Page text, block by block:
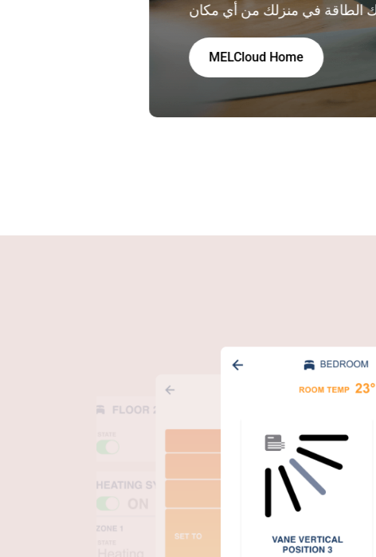
MELCloud Home